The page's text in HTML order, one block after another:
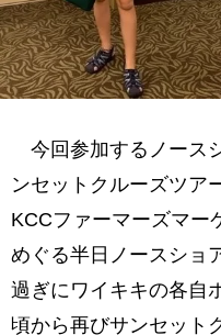
今回参加するノース
ンセットクルーズツア
KCCファーマーズマー
めぐる半日ノースショ
過ぎにワイキキの各自
頃から再びサンセット